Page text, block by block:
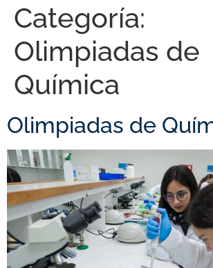
Categoría:
Olimpiadas de
Química
Olimpiadas de